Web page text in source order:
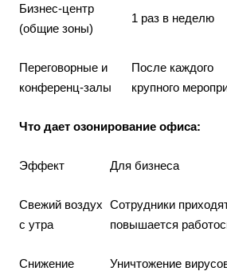
Бизнес-центр
(общие зоны)
1 раз в неделю
Переговорные и
конференц-залы
После каждого
крупного
Что дает озонирование офиса:
Эффект Для бизнеса
Свежий воздух
с утра
Сотрудники
повышается
Снижение
Уничтожение